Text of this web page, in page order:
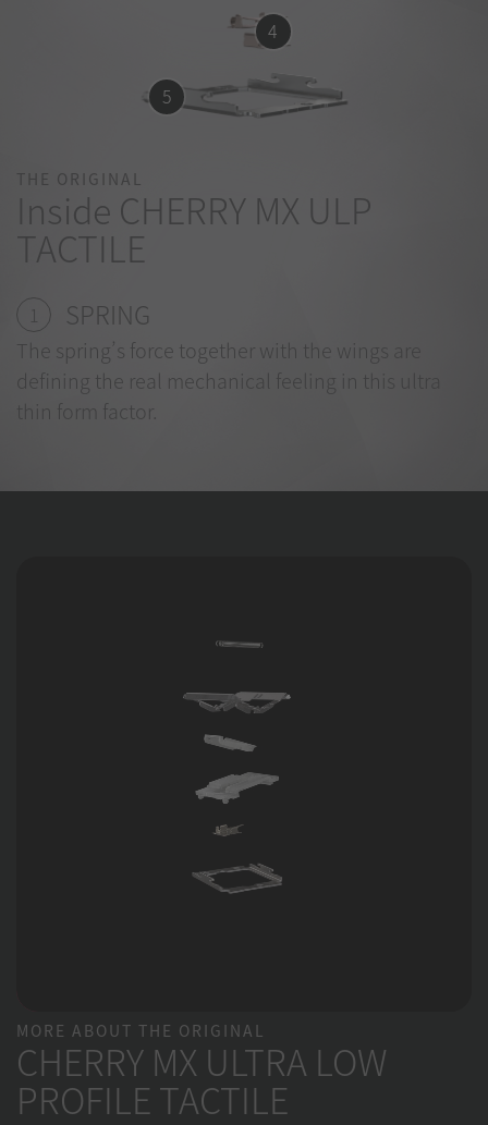
4
5
THE ORIGINAL
Inside CHERRY MX ULP
TACTILE
1 SPRING
The spring’s force together with the wings are
defining the real mechanical feeling in this ultra
thin form factor.
MORE ABOUT THE ORIGINAL
CHERRY MX ULTRA LOW
PROFILE TACTILE